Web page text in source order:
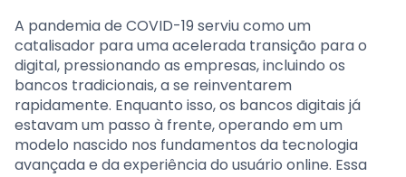
A pandemia de COVID-19 serviu como um
catalisador para uma acelerada transição para o
digital, pressionando as empresas, incluindo os
bancos tradicionais, a se reinventarem
rapidamente. Enquanto isso, os bancos digitais já
estavam um passo à frente, operando em um
modelo nascido nos fundamentos da tecnologia
avançada e da experiência do usuário online. Essa